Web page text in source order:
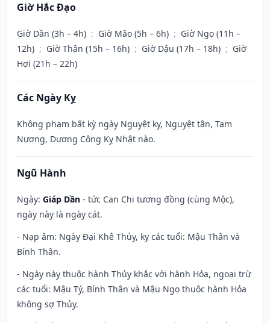
Giờ Hắc Đạo
Giờ Dần (3h – 4h) ; Giờ Mão (5h – 6h) ; Giờ Ngọ (11h –
12h) ; Giờ Thân (15h – 16h) ; Giờ Dậu (17h – 18h) ; Giờ
Hợi (21h – 22h)
Các Ngày Kỵ
Không phạm bất kỳ ngày Nguyệt kỵ, Nguyệt tận, Tam
Nương, Dương Công Kỵ Nhật nào.
Ngũ Hành
Ngày: Giáp Dần - tức Can Chi tương đồng (cùng Mộc),
ngày này là ngày cát.
- Nạp âm: Ngày Đại Khê Thủy, kỵ các tuổi: Mậu Thân và
Bính Thân.
- Ngày này thuộc hành Thủy khắc với hành Hỏa, ngoại trừ
các tuổi: Mậu Tý, Bính Thân và Mậu Ngọ thuộc hành Hỏa
không sợ Thủy.